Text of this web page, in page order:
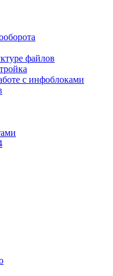
файлов
с инфоблоками